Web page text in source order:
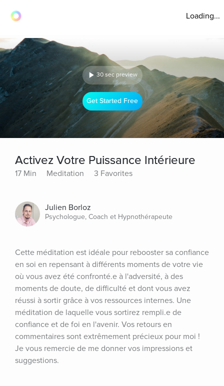
Loading...
30 sec preview
Get Started Free
Activez Votre Puissance Intérieure
17 Min Meditation 3 Favorites
Julien Borloz
Psychologue, Coach et Hypnothérapeute
Cette méditation est idéale pour rebooster sa confiance
en soi en repensant à différents moments de votre vie
où vous avez été confronté.e à l'adversité, à des
moments de doute, de difficulté et dont vous avez
réussi à sortir grâce à vos ressources internes. Une
méditation de laquelle vous sortirez rempli.e de
confiance et de foi en l'avenir. Vos retours en
commentaires sont extrêmement précieux pour moi !
Je vous remercie de me donner vos impressions et
suggestions.